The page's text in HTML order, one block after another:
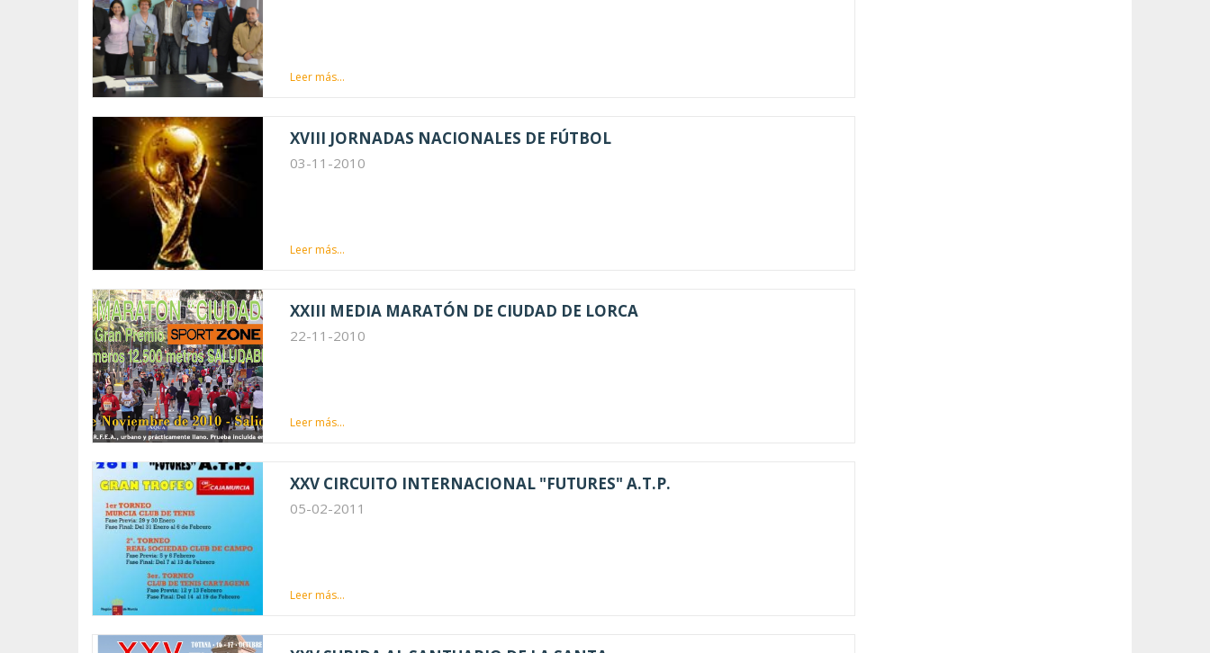
Leer más...
XVIII JORNADAS NACIONALES DE FÚTBOL
03-11-2010
Leer más...
XXIII MEDIA MARATÓN DE CIUDAD DE LORCA
22-11-2010
Leer más...
XXV CIRCUITO INTERNACIONAL "FUTURES" A.T.P.
05-02-2011
Leer más...